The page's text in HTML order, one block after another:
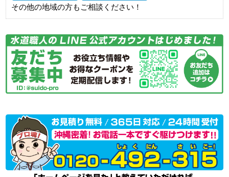
その他の地域の方もご相談ください！